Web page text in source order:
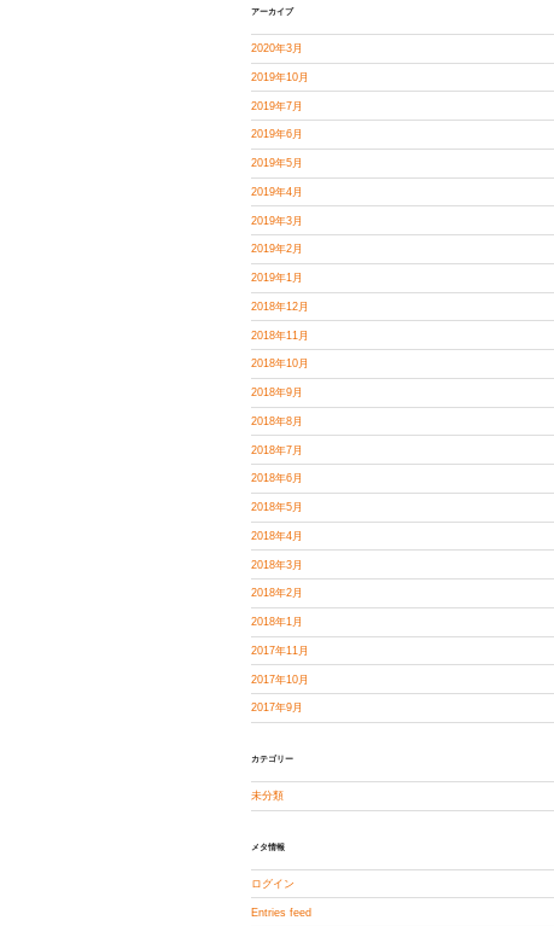
アーカイブ
2020年3月
2019年10月
2019年7月
2019年6月
2019年5月
2019年4月
2019年3月
2019年2月
2019年1月
2018年12月
2018年11月
2018年10月
2018年9月
2018年8月
2018年7月
2018年6月
2018年5月
2018年4月
2018年3月
2018年2月
2018年1月
2017年11月
2017年10月
2017年9月
カテゴリー
未分類
メタ情報
ログイン
Entries feed